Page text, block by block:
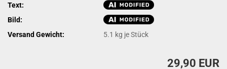
Text:
Bild:
Versand Gewicht:
5.1 kg je Stück
29,90 EUR